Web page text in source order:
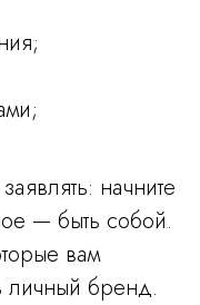
начните
— быть собой.
вам
личный бренд.